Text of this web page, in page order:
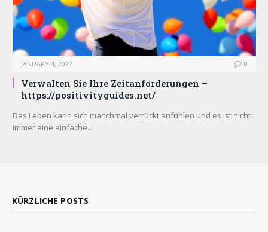
JANUARY 4, 2022 0
Verwalten Sie Ihre Zeitanforderungen –
https://positivityguides.net/
Das Leben kann sich manchmal verrückt anfühlen und es ist nicht
immer eine einfache…
KÜRZLICHE POSTS